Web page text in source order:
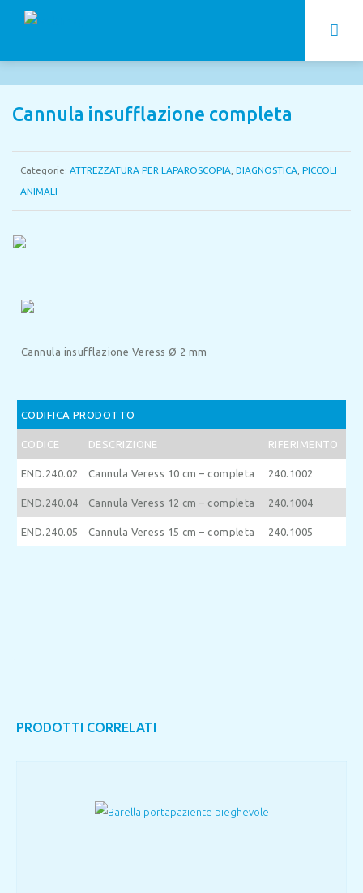
Cannula insufflazione completa
Categorie: ATTREZZATURA PER LAPAROSCOPIA DIAGNOSTICA PICCOLI
ANIMALI
Cannula insufflazione Veress Ø 2 mm
CODIFICA PRODOTTO
CODICE DESCRIZIONE RIFERIMENTO
END.240.02 Cannula Veress 10 cm – completa 240.1002
END.240.04 Cannula Veress 12 cm – completa 240.1004
END.240.05 Cannula Veress 15 cm – completa 240.1005
PRODOTTI CORRELATI